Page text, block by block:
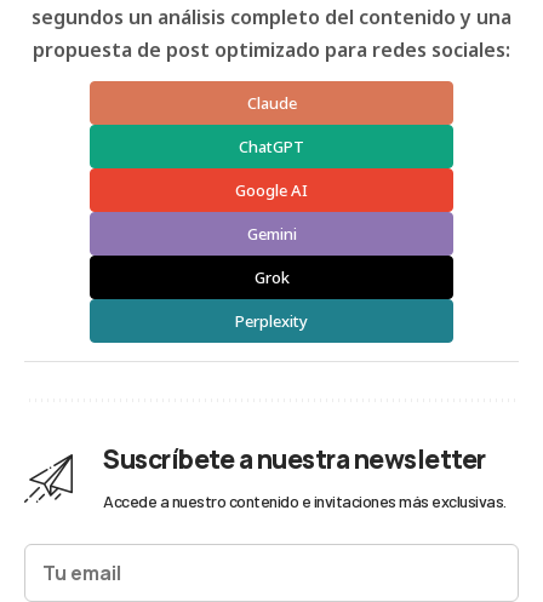
segundos un análisis completo del contenido y una
propuesta de post optimizado para redes sociales:
Claude
ChatGPT
Google AI
Gemini
Grok
Perplexity
Suscríbete a nuestra newsletter
Accede a nuestro contenido e invitaciones más exclusivas.